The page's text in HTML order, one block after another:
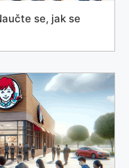
se, jak se